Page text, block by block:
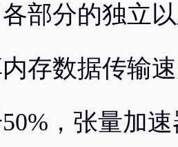
部分的独立
存数据传输
，张量加